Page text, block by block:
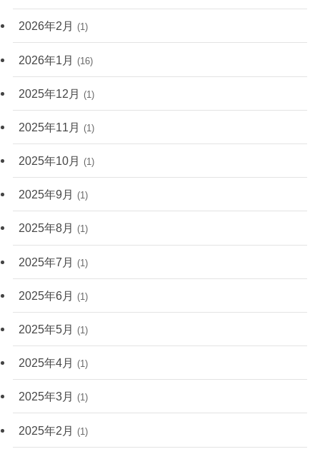
2026年2月 (1)
2026年1月 (16)
2025年12月 (1)
2025年11月 (1)
2025年10月 (1)
2025年9月 (1)
2025年8月 (1)
2025年7月 (1)
2025年6月 (1)
2025年5月 (1)
2025年4月 (1)
2025年3月 (1)
2025年2月 (1)